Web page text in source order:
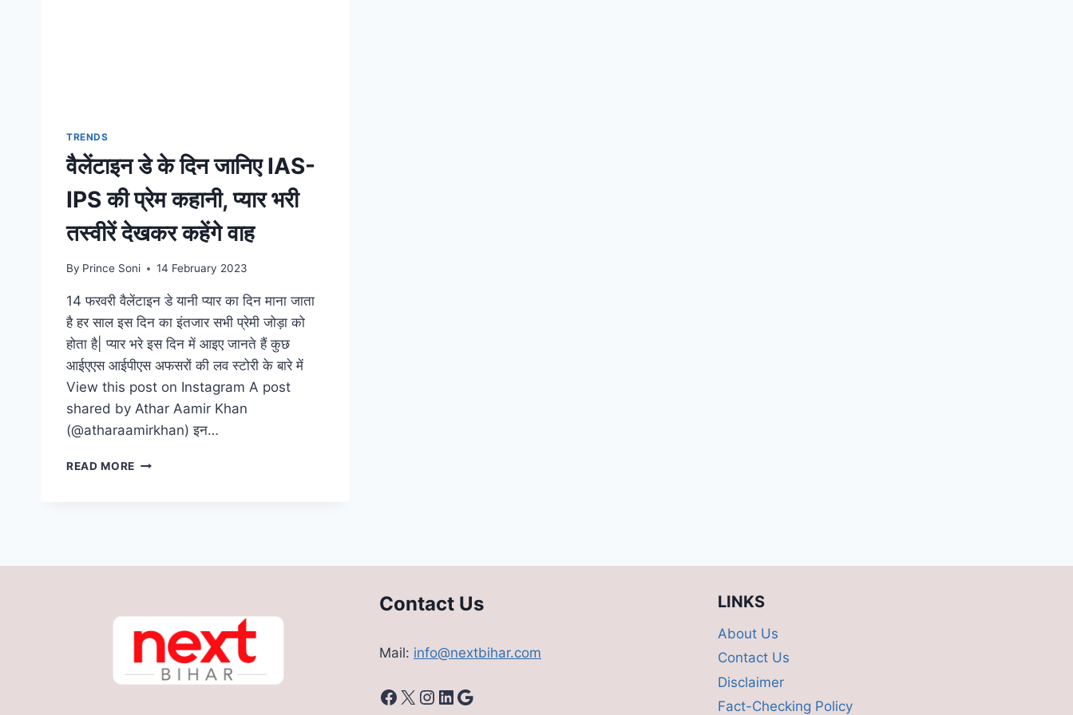
TRENDS
वैलेंटाइन डे के दिन जानिए IAS-
IPS की प्रेम कहानी, प्यार भरी
तस्वीरें देखकर कहेंगे वाह
By Prince Soni 14 February 2023
14 फरवरी वैलेंटाइन डे यानी प्यार का दिन माना जाता
है हर साल इस दिन का इंतजार सभी प्रेमी जोड़ा को
होता है| प्यार भरे इस दिन में आइए जानते हैं कुछ
आईएएस आईपीएस अफसरों की लव स्टोरी के बारे में
View this post on Instagram A post
shared by Athar Aamir Khan
(@atharaamirkhan) इन…
READ MORE वैलेंटाइन
IPS
प्यार
भरी
तस्वीरें
देखकर
Contact Us
Mail: info@nextbihar.com
Facebook
X Instagram
LinkedIn
Google
LINKS
About Us
Contact Us
Disclaimer
Fact-Checking Policy